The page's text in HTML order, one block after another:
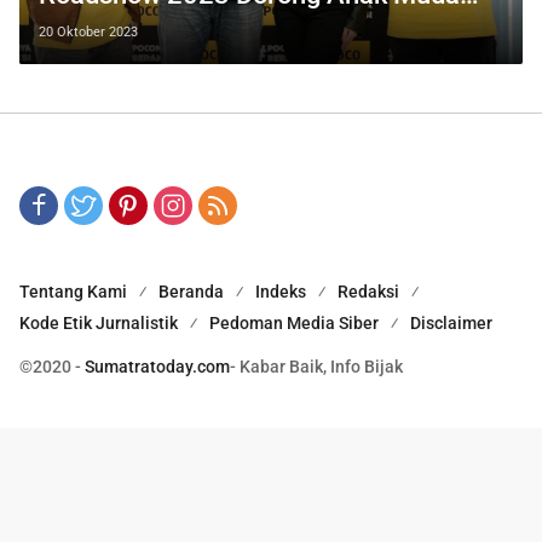
Berani, Berbeda dan Mendobrak
20 Oktober 2023
Tentang Kami Beranda Indeks
Redaksi
Kode Etik Jurnalistik
Pedoman Media Siber Disclaimer
©2020 -Sumatratoday.com- Kabar Baik, Info Bijak